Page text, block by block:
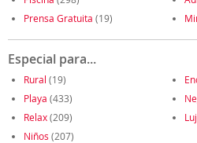
Prensa Gratuita (19)
Especial para...
Rural (19)
Playa (433)
Relax(209)
Niños (207)